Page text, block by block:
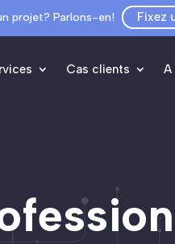
projet? Parlons-en! Fixez
Cas clients A